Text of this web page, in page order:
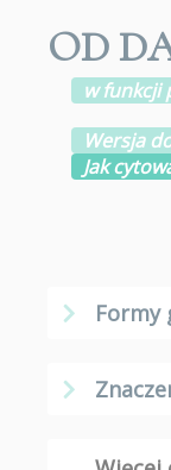
OD
w funkcji
Wersja
Jak
Formy